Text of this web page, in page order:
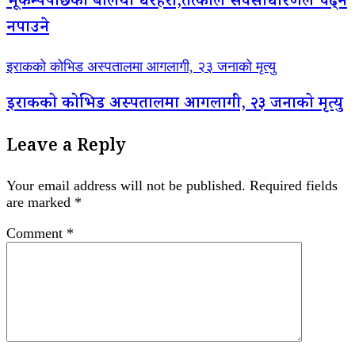
नपाउने
इराकको कोभिड अस्पतालमा आगलागी, २३ जनाको मृत्यु
इराकको कोभिड अस्पतालमा आगलागी, २३ जनाको मृत्यु
Leave a Reply
Your email address will not be published. Required fields
are marked *
Comment *